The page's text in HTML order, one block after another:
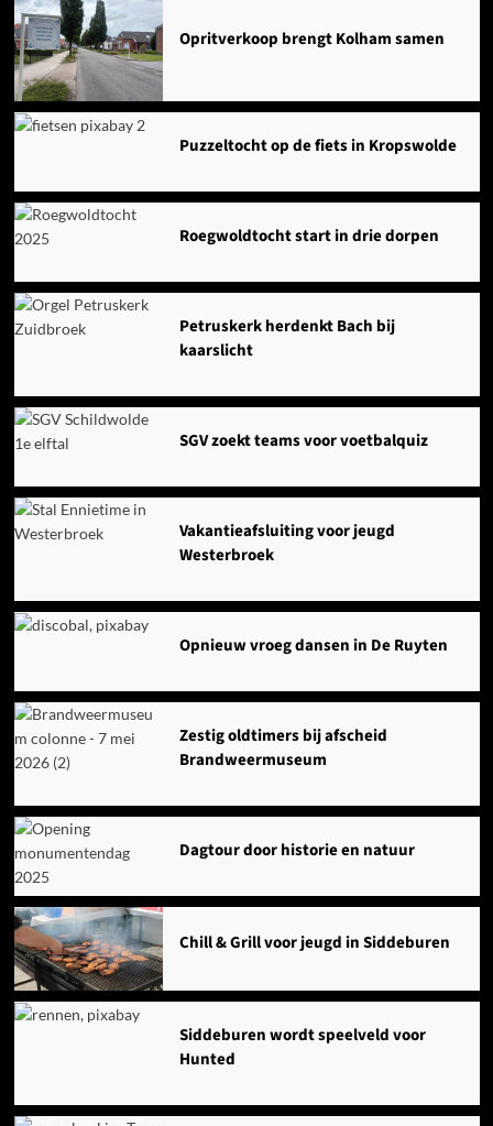
Opritverkoop brengt Kolham samen
Puzzeltocht op de fiets in Kropswolde
Roegwoldtocht start in drie dorpen
Petruskerk herdenkt Bach bij
kaarslicht
SGV zoekt teams voor voetbalquiz
Vakantieafsluiting voor jeugd
Westerbroek
Opnieuw vroeg dansen in De Ruyten
Zestig oldtimers bij afscheid
Brandweermuseum
Dagtour door historie en natuur
Chill & Grill voor jeugd in Siddeburen
Siddeburen wordt speelveld voor
Hunted